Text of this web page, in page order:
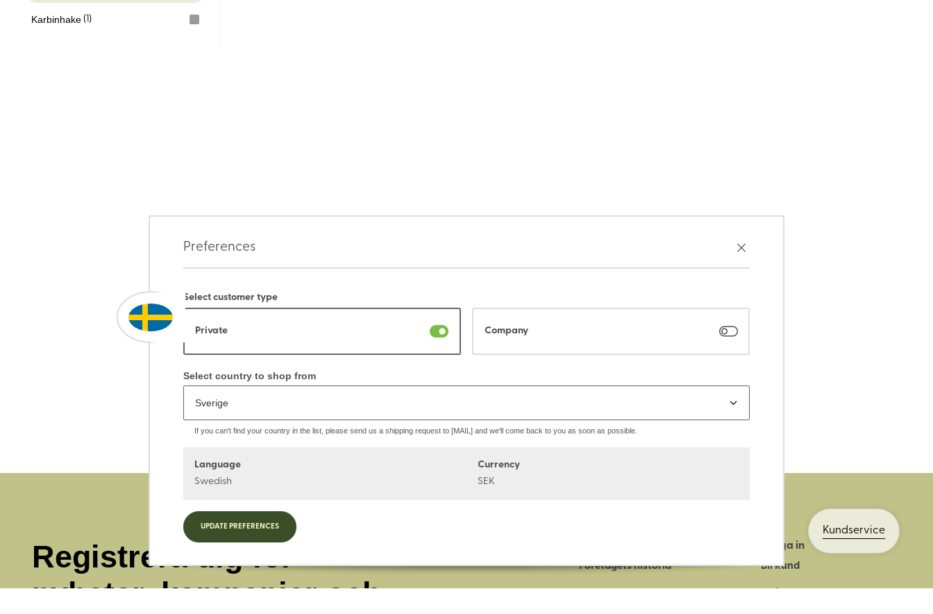
Kundservice
Preferences
Select customer type
Private Company
Select country to shop from
If you can't find your country in the list, please send us a shipping request to [MAIL] and we'll come back to you as soon as possible.
Language
Swedish
Currency
SEK
UPDATE PREFERENCES
Karbinhake (1)
Registrera dig för
nyheter, kampanjer och
Företagets historia
Logga in
Bli kund